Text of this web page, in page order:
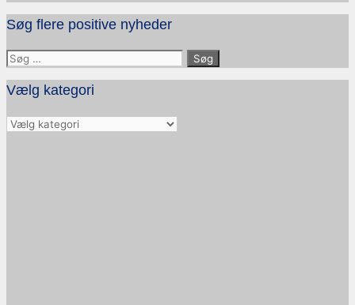
Søg flere positive nyheder
Søg
efter:
Vælg kategori
Vælg